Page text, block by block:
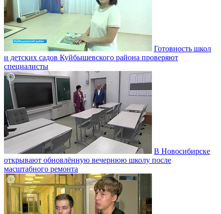
Готовность школ
и детских садов Куйбышевского района проверяют
специалисты
В Новосибирске
открывают обновлённую вечернюю школу после
масштабного ремонта